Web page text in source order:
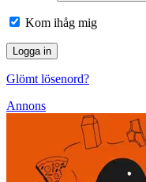
Kom ihåg mig
Glömt lösenord?
Annons